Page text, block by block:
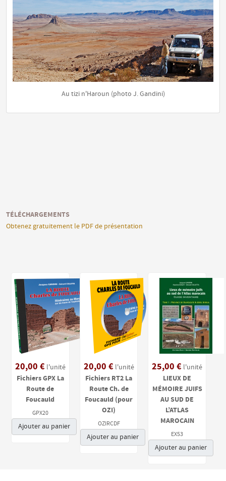
Au tizi n'Haroun (photo J. Gandini)
TÉLÉCHARGEMENTS
Obtenez gratuitement le PDF de présentation
20,00 € l'unité
Fichiers GPX La
Route de
Foucauld
GPX20
Ajouter au panier
20,00 € l'unité
Fichiers RT2 La
Route Ch. de
Foucauld (pour
OZI)
OZIRCDF
Ajouter au panier
25,00 € l'unité
LIEUX DE
MÉMOIRE JUIFS
AU SUD DE
L’ATLAS
MAROCAIN
EX53
Ajouter au panier